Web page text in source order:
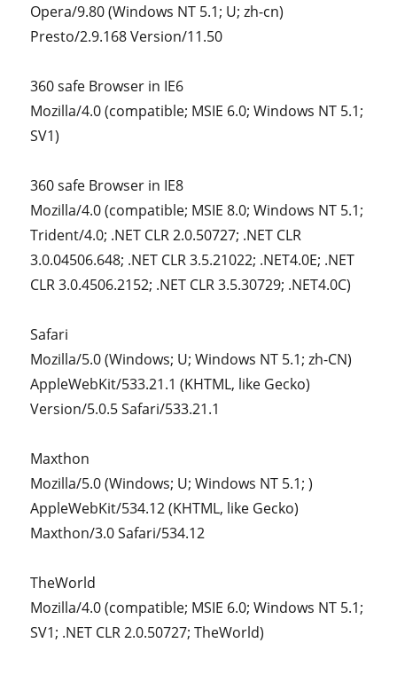
Opera/9.80 (Windows NT 5.1; U; zh-cn)
Presto/2.9.168 Version/11.50
360 safe Browser in IE6
Mozilla/4.0 (compatible; MSIE 6.0; Windows NT 5.1;
SV1)
360 safe Browser in IE8
Mozilla/4.0 (compatible; MSIE 8.0; Windows NT 5.1;
Trident/4.0; .NET CLR 2.0.50727; .NET CLR
3.0.04506.648; .NET CLR 3.5.21022; .NET4.0E; .NET
CLR 3.0.4506.2152; .NET CLR 3.5.30729; .NET4.0C)
Safari
Mozilla/5.0 (Windows; U; Windows NT 5.1; zh-CN)
AppleWebKit/533.21.1 (KHTML, like Gecko)
Version/5.0.5 Safari/533.21.1
Maxthon
Mozilla/5.0 (Windows; U; Windows NT 5.1; )
AppleWebKit/534.12 (KHTML, like Gecko)
Maxthon/3.0 Safari/534.12
TheWorld
Mozilla/4.0 (compatible; MSIE 6.0; Windows NT 5.1;
SV1; .NET CLR 2.0.50727; TheWorld)